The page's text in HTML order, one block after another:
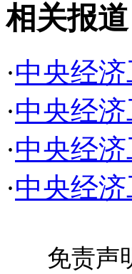
相关报道
·中央经
·中央经
·中央经
·中央经
免责声